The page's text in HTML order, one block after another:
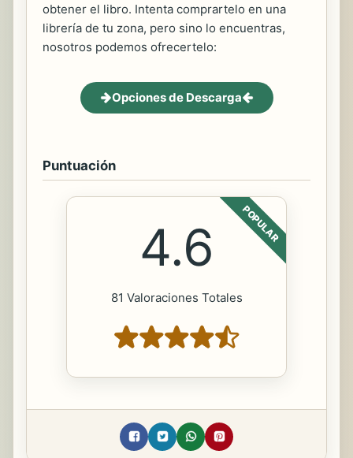
obtener el libro. Intenta comprartelo en una
librería de tu zona, pero sino lo encuentras,
nosotros podemos ofrecertelo:
Opciones de Descarga
Puntuación
POPULAR
4.6
81 Valoraciones Totales